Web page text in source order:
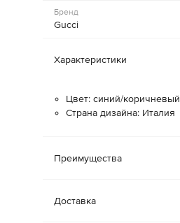
Бренд
Gucci
Характеристики
Цвет: синий/коричневый
Страна дизайна: Италия
Преимущества
Доставка